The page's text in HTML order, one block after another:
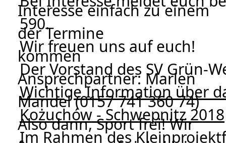
590.
Wir freuen uns auf euch!
Der Vorstand des SV Grün-
Wichtige Information über
Kożuchów - Schwepnitz 2018
Im Rahmen des
Interesse einfach zu einem
der Termine
kommen
Ansprechpartner: Marlen
Mandel (0157 741 360 74)
Also dann, Sport frei! Wir